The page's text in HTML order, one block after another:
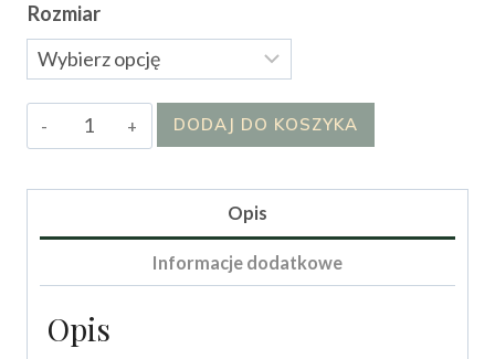
Rozmiar
ilość
Marynarka
DODAJ DO KOSZYKA
Opis
Informacje dodatkowe
Opis